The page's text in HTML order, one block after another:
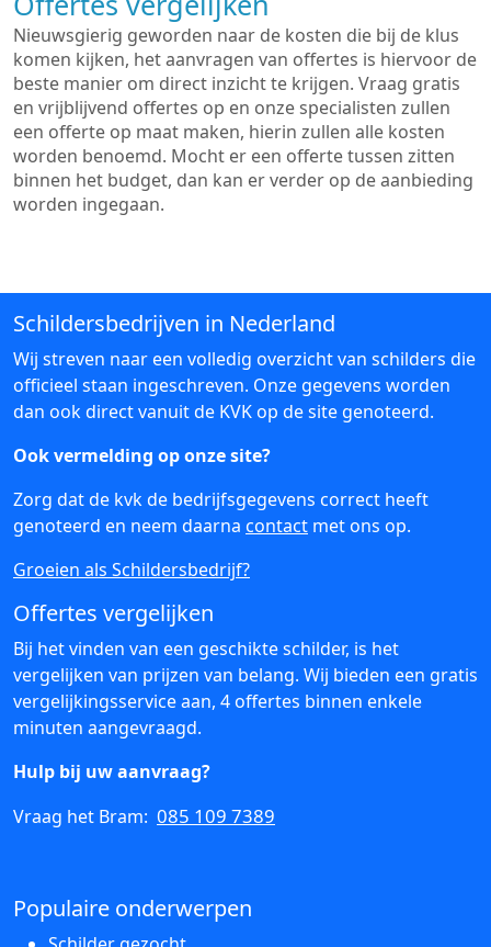
Nieuwsgierig geworden naar de kosten die bij de klus
komen kijken, het aanvragen van offertes is hiervoor de
beste manier om direct inzicht te krijgen. Vraag gratis
en vrijblijvend offertes op en onze specialisten zullen
een offerte op maat maken, hierin zullen alle kosten
worden benoemd. Mocht er een offerte tussen zitten
binnen het budget, dan kan er verder op de aanbieding
worden ingegaan.
Schildersbedrijven in Nederland
Wij streven naar een volledig overzicht van schilders die
officieel staan ingeschreven. Onze gegevens worden
dan ook direct vanuit de KVK op de site genoteerd.
Ook vermelding op onze site?
Zorg dat de kvk de bedrijfsgegevens correct heeft
genoteerd en neem daarna contact met ons op.
Groeien als Schildersbedrijf?
Offertes vergelijken
Bij het vinden van een geschikte schilder, is het
vergelijken van prijzen van belang. Wij bieden een gratis
vergelijkingsservice aan, 4 offertes binnen enkele
minuten aangevraagd.
Hulp bij uw aanvraag?
Vraag het Bram: 085 109 7389
Populaire onderwerpen